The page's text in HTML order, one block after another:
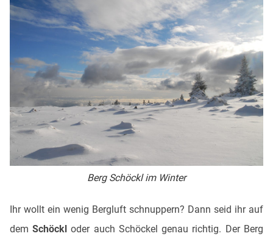
Berg Schöckl im Winter
Ihr wollt ein wenig Bergluft schnuppern? Dann seid ihr auf
demSchöckl oder auch Schöckel genau richtig. Der Berg